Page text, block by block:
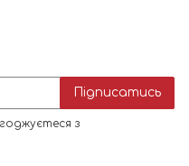
Підписатись
з